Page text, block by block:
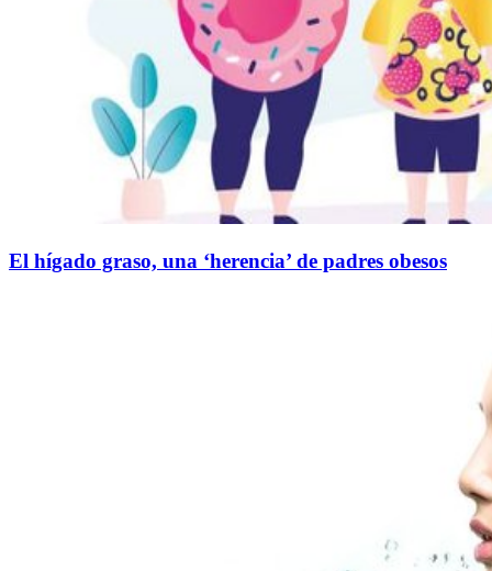
El hígado graso, una ‘herencia’ de padres obesos